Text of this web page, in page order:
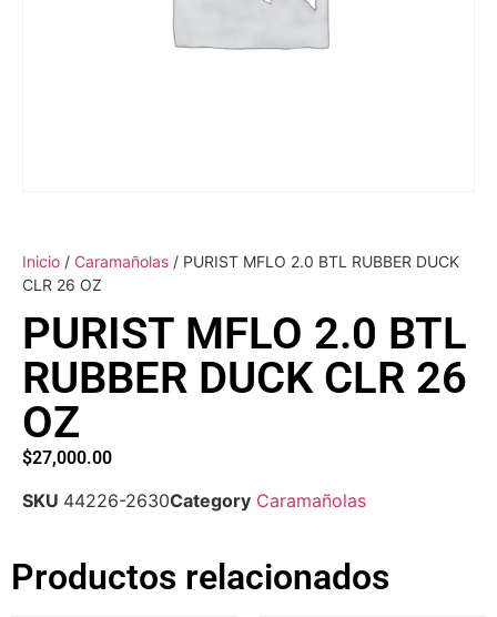
Inicio / Caramañolas / PURIST MFLO 2.0 BTL RUBBER DUCK
CLR 26 OZ
PURIST MFLO 2.0 BTL
RUBBER DUCK CLR 26
OZ
$27,000.00
SKU 44226-2630Category Caramañolas
Productos relacionados